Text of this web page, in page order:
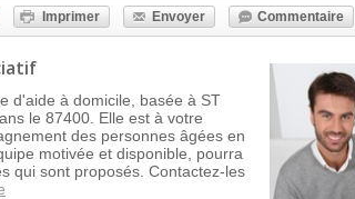
Imprimer Envoyer Commentaire
d'aide à domicile, basée à ST
le 87400. Elle est à votre
des personnes âgées en
motivée et disponible, pourra
qui sont proposés. Contactez-les